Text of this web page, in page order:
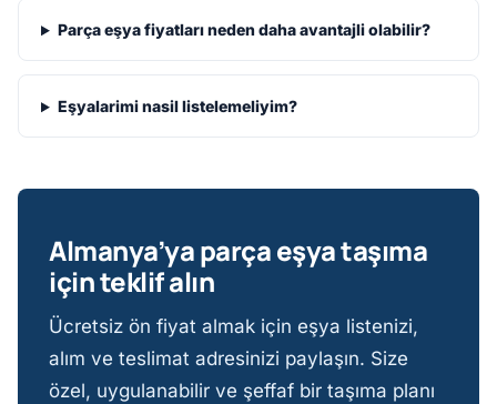
Parça eşya fiyatları neden daha avantajli olabilir?
Eşyalarimi nasil listelemeliyim?
Almanya’ya parça eşya taşıma
için teklif alın
Ücretsiz ön fiyat almak için eşya listenizi,
alım ve teslimat adresinizi paylaşın. Size
özel, uygulanabilir ve şeffaf bir taşıma planı